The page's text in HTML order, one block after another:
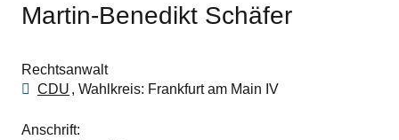
Martin-Benedikt Schäfer
Rechtsanwalt
CDU
Wahlkreis Frankfurt am Main IV
Anschrift